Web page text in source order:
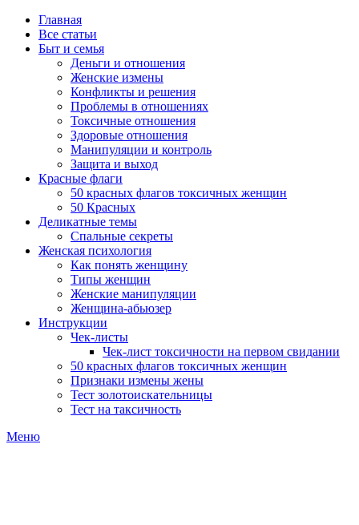
Главная
Все статьи
Быт и семья
Деньги и отношения
Женские измены
Конфликты и решения
Проблемы в отношениях
Токсичные отношения
Здоровые отношения
Манипуляции и контроль
Защита и выход
Красные флаги
50 красных флагов токсичных женщин
50 Красных
Деликатные темы
Спальные секреты
Женская психология
Как понять женщину
Типы женщин
Женские манипуляции
Женщина-абьюзер
Инструкции
Чек-листы
Чек-лист токсичности на первом свидании
50 красных флагов токсичных женщин
Признаки измены жены
Тест золотоискательницы
Тест на таксичность
Меню